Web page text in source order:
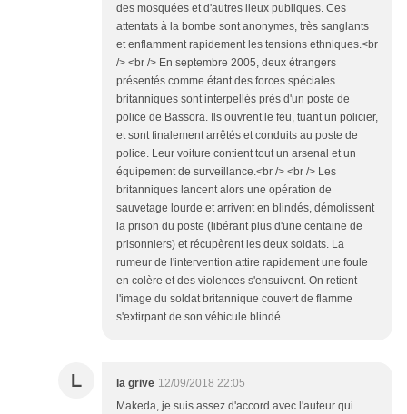
des mosquées et d'autres lieux publiques. Ces
attentats à la bombe sont anonymes, très sanglants
et enflamment rapidement les tensions ethniques.<br
/> <br /> En septembre 2005, deux étrangers
présentés comme étant des forces spéciales
britanniques sont interpellés près d'un poste de
police de Bassora. Ils ouvrent le feu, tuant un policier,
et sont finalement arrêtés et conduits au poste de
police. Leur voiture contient tout un arsenal et un
équipement de surveillance.<br /> <br /> Les
britanniques lancent alors une opération de
sauvetage lourde et arrivent en blindés, démolissent
la prison du poste (libérant plus d'une centaine de
prisonniers) et récupèrent les deux soldats. La
rumeur de l'intervention attire rapidement une foule
en colère et des violences s'ensuivent. On retient
l'image du soldat britannique couvert de flamme
s'extirpant de son véhicule blindé.
L la grive 12/09/2018 22:05
Makeda, je suis assez d'accord avec l'auteur qui